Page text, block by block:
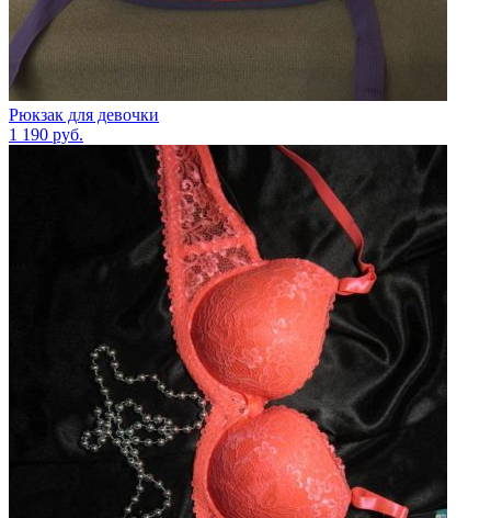
Рюкзак для девочки
1 190 руб.